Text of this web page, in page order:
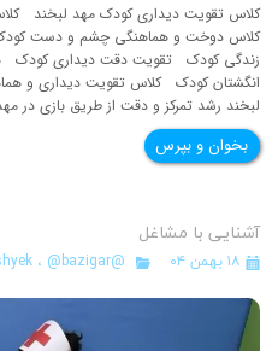
کلاس تقویت دیداری کودک مهد لبخند
کلاس دوخت و هماهنگی چشم و دست
زندگی کودک تقویت دقت دیداری
انگشتان کودک کلاس تقویت دیداری و
لبخند رشد تمرکز و دقت از طریق بازی در
بخوان و بپرس
آشنایی با مشاغل
۱۸ بهمن ۰۴ @pishyek ، @bazigar